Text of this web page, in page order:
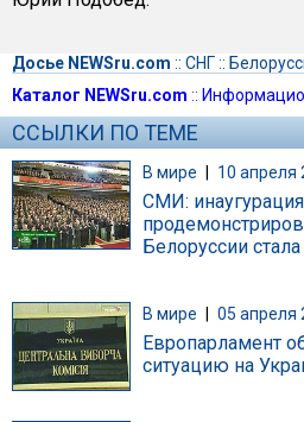
Досье NEWSru.com :: СНГ::
Каталог NEWSru.com ::
ССЫЛКИ ПО ТЕМЕ
В мире | 10 апреля
СМИ:
Белоруссии
В мире 05 апреля
Европарламент
ситуацию на